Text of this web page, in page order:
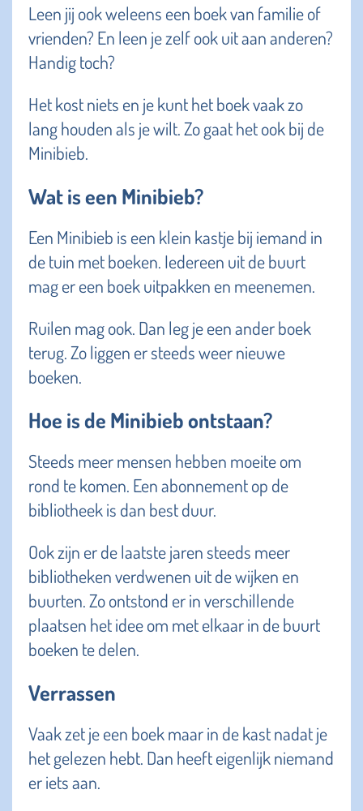
Leen jij ook weleens een boek van familie of
vrienden? En leen je zelf ook uit aan anderen?
Handig toch?
Het kost niets en je kunt het boek vaak zo
lang houden als je wilt. Zo gaat het ook bij de
Minibieb.
Wat is een Minibieb?
Een Minibieb is een klein kastje bij iemand in
de tuin met boeken. Iedereen uit de buurt
mag er een boek uitpakken en meenemen.
Ruilen mag ook. Dan leg je een ander boek
terug. Zo liggen er steeds weer nieuwe
boeken.
Hoe is de Minibieb ontstaan?
Steeds meer mensen hebben moeite om
rond te komen. Een abonnement op de
bibliotheek is dan best duur.
Ook zijn er de laatste jaren steeds meer
bibliotheken verdwenen uit de wijken en
buurten. Zo ontstond er in verschillende
plaatsen het idee om met elkaar in de buurt
boeken te delen.
Verrassen
Vaak zet je een boek maar in de kast nadat je
het gelezen hebt. Dan heeft eigenlijk niemand
er iets aan.